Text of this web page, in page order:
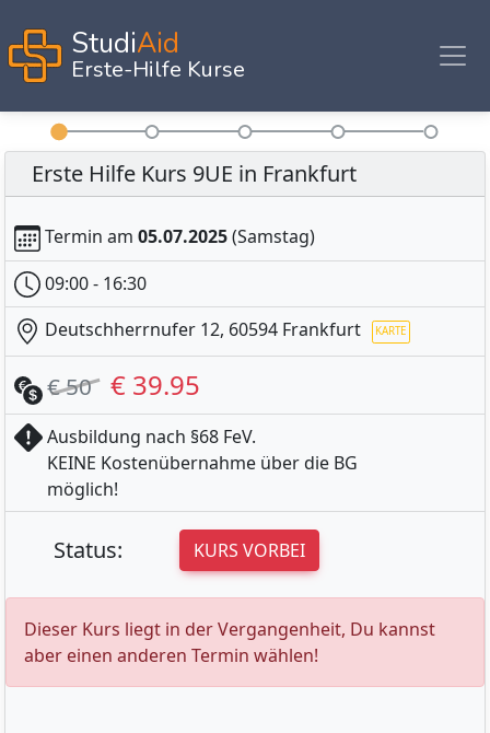
StudiAid
Erste-Hilfe Kurse
Erste Hilfe Kurs 9UE in Frankfurt
Termin am 05.07.2025(Samstag)
09:00 - 16:30
Deutschherrnufer 12, 60594 Frankfurt
€ 50 € 39.95
Ausbildung nach §68 FeV.
KEINE Kostenübernahme über die BG
möglich!
Status: KURS VORBEI
Dieser Kurs liegt in der Vergangenheit, Du kannst
aber einen anderen Termin wählen!